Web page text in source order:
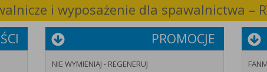
i wyposażenie dla spawalnictwa –
PROMOCJE
NIE WYMIENIAJ - REGENERUJ